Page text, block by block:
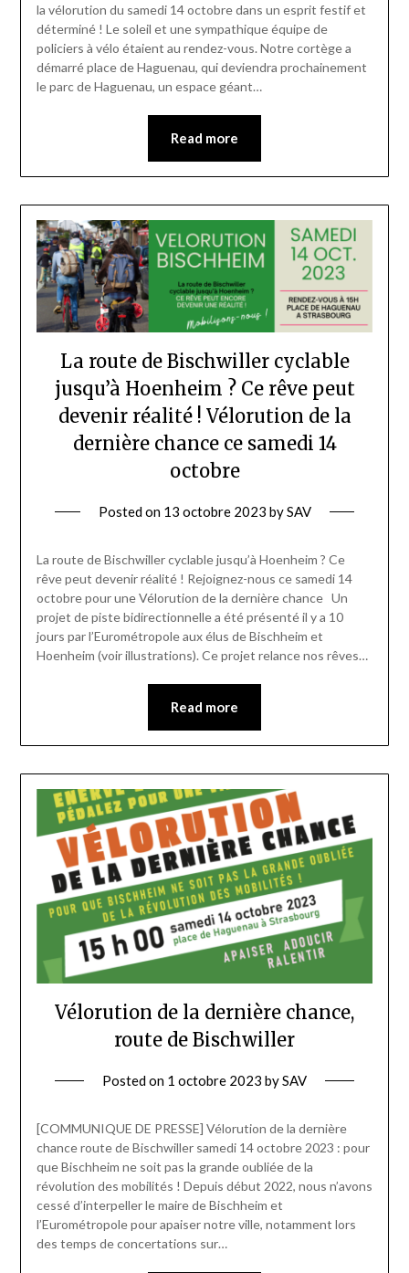
la vélorution du samedi 14 octobre dans un esprit festif et
déterminé ! Le soleil et une sympathique équipe de
policiers à vélo étaient au rendez-vous. Notre cortège a
démarré place de Haguenau, qui deviendra prochainement
le parc de Haguenau, un espace géant…
Read more
La route de Bischwiller cyclable
jusqu’à Hoenheim ? Ce rêve peut
devenir réalité ! Vélorution de la
dernière chance ce samedi 14
octobre
Posted on 13 octobre 2023 bySAV
La route de Bischwiller cyclable jusqu’à Hoenheim ? Ce
rêve peut devenir réalité ! Rejoignez-nous ce samedi 14
octobre pour une Vélorution de la dernière chance Un
projet de piste bidirectionnelle a été présenté il y a 10
jours par l’Eurométropole aux élus de Bischheim et
Hoenheim (voir illustrations). Ce projet relance nos rêves…
Read more
Vélorution de la dernière chance,
route de Bischwiller
Posted on 1 octobre 2023 bySAV
[COMMUNIQUE DE PRESSE] Vélorution de la dernière
chance route de Bischwiller samedi 14 octobre 2023 : pour
que Bischheim ne soit pas la grande oubliée de la
révolution des mobilités ! Depuis début 2022, nous n’avons
cessé d’interpeller le maire de Bischheim et
l’Eurométropole pour apaiser notre ville, notamment lors
des temps de concertations sur…